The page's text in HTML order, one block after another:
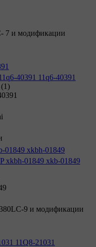
7 и модификации
40391 11q6-40391
01849 xkbh-01849
xkbh-01849 xkb-01849
9 и модификации
11Q8-21031